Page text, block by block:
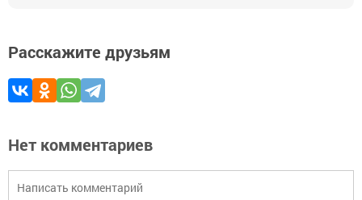
Расскажите друзьям
Нет комментариев